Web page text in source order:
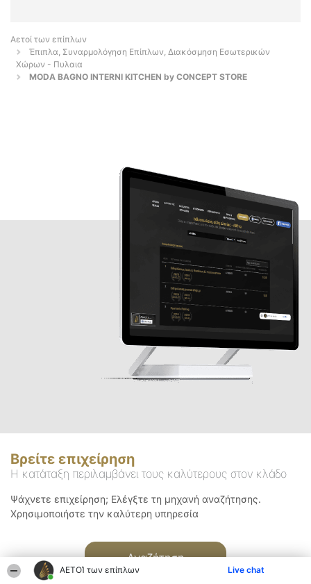
ΑΕΤΟΊ των επίπλων Live chat
Αετοί των επίπλων
Έπιπλα, Συναρμολόγηση Επίπλων, Διακόσμηση Εσωτερικών
Χώρων - Πυλαια
MODA BAGNO INTERNI KITCHEN by CONCEPT STORE
Βρείτε επιχείρηση
Η κατάταξη περιλαμβάνει τους καλύτερους στον κλάδο
Ψάχνετε επιχείρηση; Ελέγξτε τη μηχανή αναζήτησης.
Χρησιμοποιήστε την καλύτερη υπηρεσία
Αναζήτηση